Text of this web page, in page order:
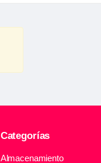
Categorías
Almacenamiento